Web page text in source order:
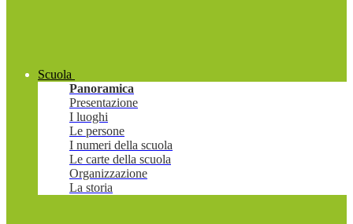
Scuola
Panoramica
Presentazione
I luoghi
Le persone
I numeri della scuola
Le carte della scuola
Organizzazione
La storia